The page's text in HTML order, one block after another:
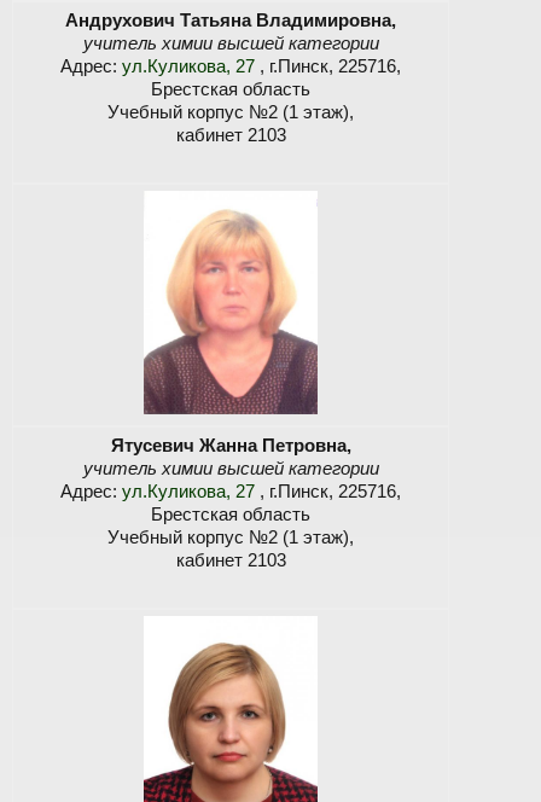
Андрухович Татьяна Владимировна,
учитель химии высшей категории
Адрес: ул.Куликова, 27 , г.Пинск, 225716,
Брестская область
Учебный корпус №2 (1 этаж),
кабинет 2103
Ятусевич Жанна Петровна,
учитель химии высшей категории
Адрес: ул.Куликова, 27 , г.Пинск, 225716,
Брестская область
Учебный корпус №2 (1 этаж),
кабинет 2103